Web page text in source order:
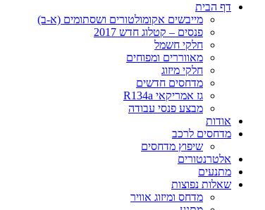
דף הבית
מייבשים אקומולטורים ושסתומים (א-ב)
פנסים – קטלוג חדש 2017
חלקי חשמל
מאווררים ומפוחים
חלקי מיזוג
מדחסים חדשים
גז אמריקאי R134a
מבצע פנסי עבודה
אודות
מדחסים לרכב
שיפוץ מדחסים
אלטרנטורים
מתנעים
שאלות נפוצות
מדחס ומיזוג אוויר